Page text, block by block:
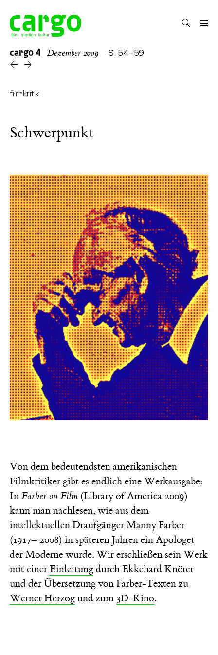
cargo4 Dezember 2009 S. 54–59
filmkritik
Schwerpunkt
Von dem bedeutendsten amerikanischen
Filmkritiker gibt es endlich eine Werkausgabe:
In Farber on Film (Library of America 2009)
kann man nachlesen, wie aus dem
intellektuellen Draufgänger Manny Farber
(1917– 2008) in späteren Jahren ein Apologet
der Moderne wurde. Wir erschließen sein Werk
mit einer Einleitung durch Ekkehard Knörer
und der Übersetzung von Farber-Texten zu
Werner Herzog und zum 3D-Kino.